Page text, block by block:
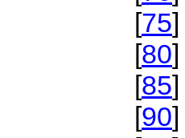
[75]
[80]
[85]
[90]